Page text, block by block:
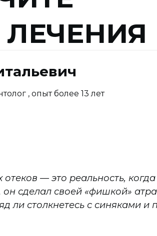
, опыт более 13 лет
отеков — это реальность,
сделал своей «фишкой»
ли столкнетесь с синяками